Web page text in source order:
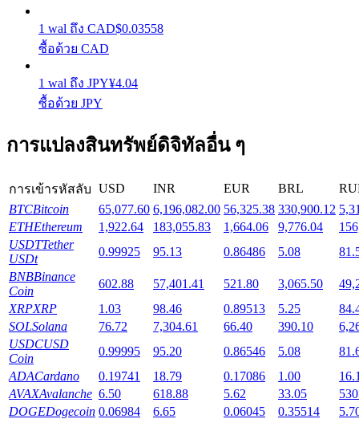
Launchpool
การล็อค BTR
1 wal ถึง CAD$0.03558
ซื้อด้วย CAD
1 wal ถึง JPY¥4.04
ซื้อด้วย JPY
การแปลงสินทรัพย์ดิจิทัลอื่น ๆ
การเข้ารหัสลับ USD INR EUR BRL
BTCBitcoin 65,077.60 6,196,082.00 56,325.38 330,900.12
ETHEthereum 1,922.64 183,055.83 1,664.06 9,776.04
USDTTether
USDt
0.99925 95.13 0.86486 5.08
BNBBinance
Coin
602.88 57,401.41 521.80 3,065.50
XRPXRP 1.03 98.46 0.89513 5.25
SOLSolana 76.72 7,304.61 66.40 390.10
USDCUSD
Coin
0.99995 95.20 0.86546 5.08
ADACardano 0.19741 18.79 0.17086 1.00
AVAXAvalanche 6.50 618.88 5.62 33.05
DOGEDogecoin 0.06984 6.65 0.06045 0.35514